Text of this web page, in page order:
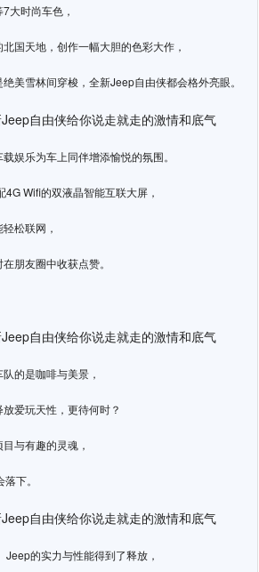
大时尚车色，
国天地，创作一幅大胆的色彩大作，
美雪林间穿梭，全新Jeep自由侠都会格外亮眼。
娱乐为车上同伴增添愉悦的氛围。
Wifi的双液晶智能互联大屏，
松联网，
朋友圈中收获点赞。
的是咖啡与美景，
爱玩天性，更待何时？
与有趣的灵魂，
下。
的实力与性能得到了释放，